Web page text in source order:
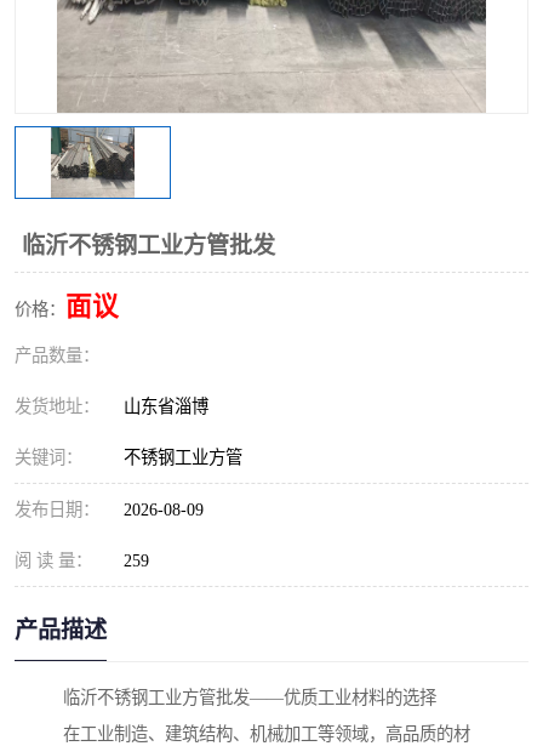
临沂不锈钢工业方管批发
价格： 面议
产品数量：
发货地址： 山东省淄博
关键词： 不锈钢工业方管
发布日期： 2026-08-09
阅 读 量： 259
产品描述
临沂不锈钢工业方管批发——优质工业材料的选择
在工业制造、建筑结构、机械加工等领域，高品质的材